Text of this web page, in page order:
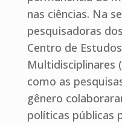
nas ciências. Na
pesquisadoras
Centro de
Multidisciplinares
como as
gênero
políticas públicas